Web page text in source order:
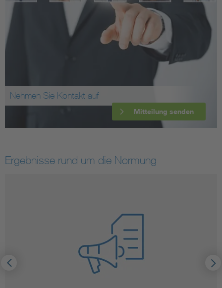
Nehmen Sie Kontakt auf
Mitteilung senden
Ergebnisse rund um die Normung